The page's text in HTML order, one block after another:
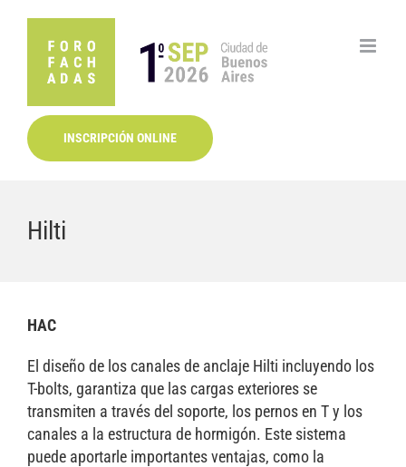
contenido
INSCRIPCIÓN ONLINE
Hilti
HAC
El diseño de los canales de anclaje Hilti incluyendo los
T-bolts, garantiza que las cargas exteriores se
transmiten a través del soporte, los pernos en T y los
canales a la estructura de hormigón. Este sistema
puede aportarle importantes ventajas, como la